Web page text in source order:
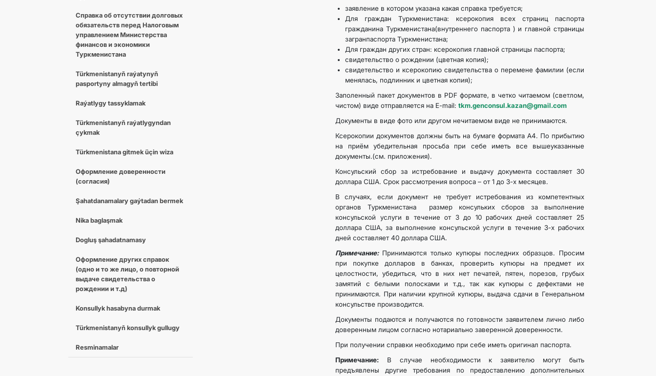
Справка об отсутствии долговых
обязательств перед Налоговым
управлением Министерства
финансов и экономики
Туркменистана
Türkmenistanyň raýatynyň
pasportyny almagyň tertibi
Raýatlygy tassyklamak
Türkmenistanyň raýatlygyndan
çykmak
Türkmenistana gitmek üçin wiza
Оформление доверенности
(согласия)
Şahatdanamalary gaýtadan bermek
Nika baglaşmak
Dogluş şahadatnamasy
Оформление других справок
(одно и то же лицо, о повторной
выдаче свидетельства о
рождении и т.д)
Konsullyk hasabyna durmak
Türkmenistanyň konsullyk gullugy
Resminamalar
заявление в котором указана какая справка требуется;
Для граждан Туркменистана: ксерокопия всех страниц паспорта
гражданина Туркменистана(внутреннего паспорта ) и главной страницы
загранпаспорта Туркменистана;
Для граждан других стран: ксерокопия главной страницы паспорта;
свидетельство о рождении (цветная копия);
свидетельство и ксерокопию свидетельства о перемене фамилии (если
менялась, подлинник и цветная копия);
Заполенный пакет документов в PDF формате, в четко читаемом (светлом,
чистом) виде отправляется на E-mail: tkm.genconsul.kazan@gmail.com
Документы в виде фото или другом нечитаемом виде не принимаются.
Ксерокопии документов должны быть на бумаге формата А4. По прибытию
на приём убедительная просьба при себе иметь все вышеуказанные
документы.(см. приложения).
Консульский сбор за истребование и выдачу документа составляет 30
доллара США. Срок рассмотрения вопроса – от 1 до 3-х месяцев.
В случаях, если документ не требует истребования из компетентных
органов Туркменистана размер консульких сборов за выполнение
консульской услуги в течение от 3 до 10 рабочих дней составляет 25
доллара США, за выполнение консульской услуги в течение 3-х рабочих
дней составляет 40 доллара США.
Примечание: Принимаются только купюры последних образцов. Просим
при покупке долларов в банках, проверить купюры на предмет их
целостности, убедиться, что в них нет печатей, пятен, порезов, грубых
замятий с белыми полосками и т.д., так как купюры с дефектами не
принимаются. При наличии крупной купюры, выдача сдачи в Генеральном
консульстве производится.
Документы подаются и получаются по готовности заявителем лично либо
доверенным лицом согласно нотариально заверенной доверенности.
При получении справки необходимо при себе иметь оригинал паспорта.
Примечание: В случае необходимости к заявителю могут быть
предъявлены другие требования по предоставлению дополнительных